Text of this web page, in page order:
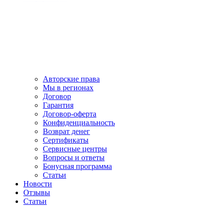
Авторские права
Мы в регионах
Договор
Гарантия
Договор-оферта
Конфиденциальность
Возврат денег
Сертификаты
Сервисные центры
Вопросы и ответы
Бонусная программа
Статьи
Новости
Отзывы
Статьи